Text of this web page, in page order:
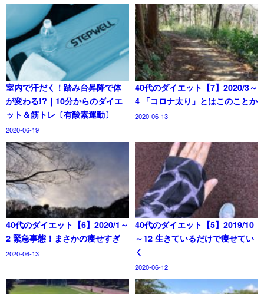
室内で汗だく！踏み台昇降で体
が変わる!?｜10分からのダイエ
ット＆筋トレ〔有酸素運動〕
2020-06-19
40代のダイエット【7】2020/3～
4 「コロナ太り」とはこのことか
2020-06-13
40代のダイエット【6】2020/1～
2 緊急事態！まさかの痩せすぎ
2020-06-13
40代のダイエット【5】2019/10
～12 生きているだけで痩せてい
く
2020-06-12